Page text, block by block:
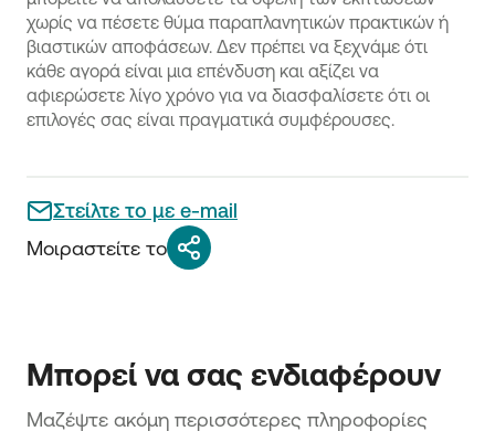
χωρίς να πέσετε θύμα παραπλανητικών πρακτικών ή
βιαστικών αποφάσεων. Δεν πρέπει να ξεχνάμε ότι
κάθε αγορά είναι μια επένδυση και αξίζει να
αφιερώσετε λίγο χρόνο για να διασφαλίσετε ότι οι
επιλογές σας είναι πραγματικά συμφέρουσες.
Στείλτε το με e-mail
Μοιραστείτε το
Μπορεί να σας ενδιαφέρουν
Μαζέψτε ακόμη περισσότερες πληροφορίες